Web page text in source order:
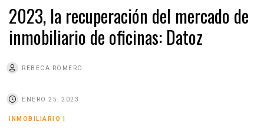
2023, la recuperación del mercado de
inmobiliario de oficinas: Datoz
REBECA ROMERO
ENERO 25, 2023
INMOBILIARIO